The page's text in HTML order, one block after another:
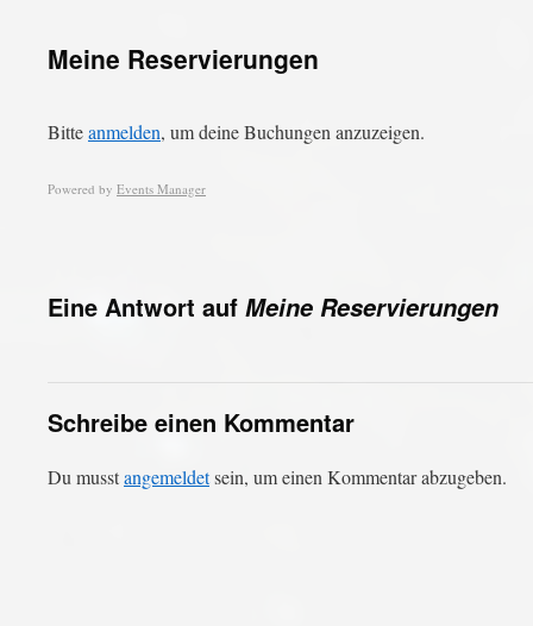
Meine Reservierungen
Bitteanmelden, um deine Buchungen anzuzeigen.
Powered by Events Manager
Eine Antwort auf Meine Reservierungen
Schreibe einen Kommentar
Du musstangemeldetsein, um einen Kommentar abzugeben.